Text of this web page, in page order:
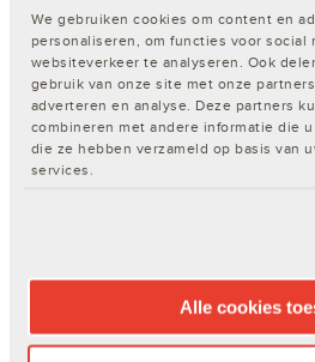
We gebruiken cookies om content en
personaliseren, om functies voor social
websiteverkeer te analyseren. Ook
gebruik van onze site met onze
adverteren en analyse. Deze partners
combineren met andere informatie die
die ze hebben verzameld op basis van
services.
Alle cookies
€ 7,06 < 24u
Artikelnr.:200483124
Breedte: 3,6 mm
Lengte: 292 mm
€ 9,04
Lengte: 200 mm
< 24u